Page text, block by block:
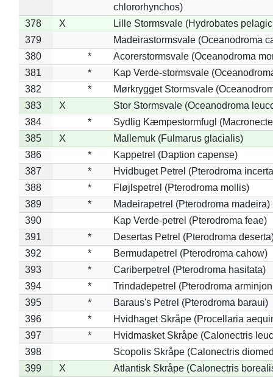
chlororhynchos)
378
X
Lille Stormsvale (Hydrobates
379
Madeirastormsvale (Oceanodroma
380
*
Acorerstormsvale (Oceanodroma
381
*
Kap Verde-stormsvale
382
*
Mørkrygget Stormsvale
383
X
Stor Stormsvale (Oceanodroma
384
*
Sydlig Kæmpestormfugl
385
X
Mallemuk (Fulmarus glacialis)
386
*
Kappetrel (Daption capense)
387
*
Hvidbuget Petrel (Pterodroma
388
*
Fløjlspetrel (Pterodroma mollis)
389
*
Madeirapetrel (Pterodroma madeira)
390
Kap Verde-petrel (Pterodroma feae)
391
*
Desertas Petrel (Pterodroma
392
*
Bermudapetrel (Pterodroma cahow)
393
*
Cariberpetrel (Pterodroma hasitata)
394
*
Trindadepetrel (Pterodroma
395
*
Baraus's Petrel (Pterodroma baraui)
396
*
Hvidhaget Skråpe (Procellaria
397
*
Hvidmasket Skråpe (Calonectris
398
Scopolis Skråpe (Calonectris
399
X
Atlantisk Skråpe (Calonectris